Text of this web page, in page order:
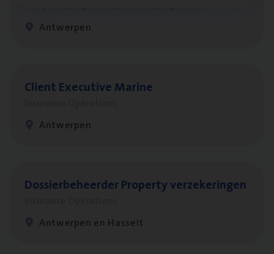
Antwerpen
Client Exe­cu­ti­ve Marine
Antwerpen
Dos­sier­be­heer­der Pro­per­ty verzekeringen
Antwerpen en Hasselt